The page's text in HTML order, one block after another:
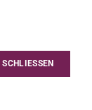
for
as
like that
Yet they